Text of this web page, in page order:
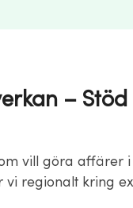
–
vill göra affärer
regionalt kring